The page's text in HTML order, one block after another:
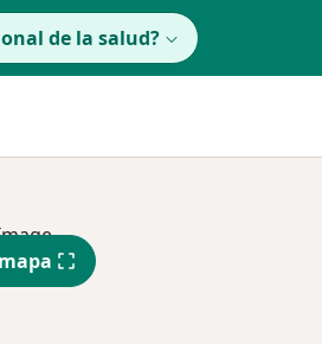
de la salud?